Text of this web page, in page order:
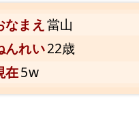
なまえ當山
んれい22歳
在5w